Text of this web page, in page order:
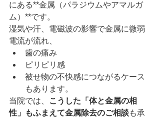
にある**金属（パラジウムやアマルガ
ム）**です。
湿気や汗、電磁波の影響で金属に微弱
電流が流れ、
歯の痛み
ピリピリ感
被せ物の不快感につながるケース
もあります。
当院では、
こうした「体と金属の相
性」もふまえて金属除去のご相談も承